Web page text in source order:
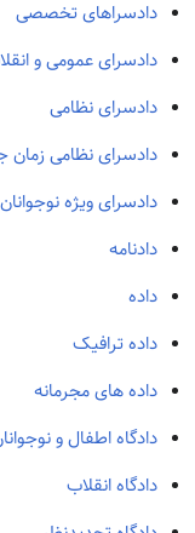
دادسراهای تخصصی
دادسرای عمومی و
دادسرای نظامی
دادسرای نظامی
دادسرای ویژه نوجوانان
دادنامه
داده
داده ترافیک
داده های مجرمانه
دادگاه اطفال و
دادگاه انقلاب